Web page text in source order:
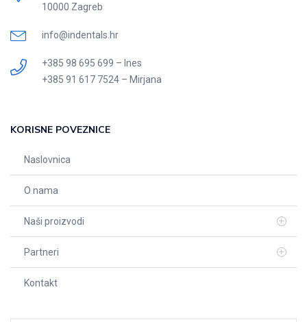
10000 Zagreb
info@indentals.hr
+385 98 695 699 – Ines
+385 91 617 7524 – Mirjana
KORISNE POVEZNICE
Naslovnica
O nama
Naši proizvodi
Partneri
Kontakt